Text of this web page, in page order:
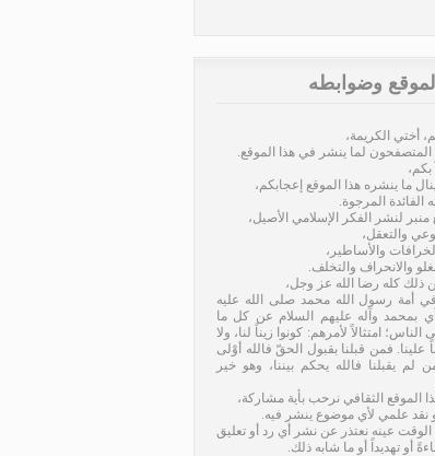
وضوابطه
أختي الكريمة،
المتصفحون لما ينشر في هذا الموقع.
بكم،
ما ينشره هذا الموقع إعجابكم،
الفائدة المرجوة.
منبر لنشر الفكر الإسلامي الأصيل،
والتعقل،
والأساطير،
والانحراف والتخلف.
ذلك كله رضا الله عز وجل،
في أمة رسول الله محمد صلى الله عليه
بمحمد وآله عليهم السلام عن كل ما
امتثالاً لأمرهم: كونوا زيناً لنا، ولا
علينا. فمن قبلنا بقبول الحقّ فالله أوْلى
لم يقبلنا فالله يحكم بيننا، وهو خير
الموقع الثقافي نرحب بأية مشاركة،
نقد علمي لأي موضوع ينشر فيه.
الوقت عينه نعتذر عن نشر أي رد أو تعليق
أو تهديداً أو ما شابه ذلك.